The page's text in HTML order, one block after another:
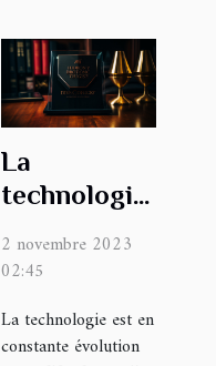
La
technologie
manière
avocats de
2 novembre 2023
02:45
La technologie est en
constante évolution